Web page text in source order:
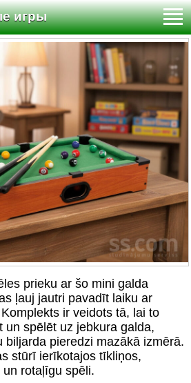
игры
prieku ar šo mini galda
ļauj jautri pavadīt laiku ar
ir veidots tā, lai to
un spēlēt uz jebkura galda,
biljarda pieredzi mazākā izmērā.
stūrī ierīkotajos tīkliņos,
rotaļīgu spēli.